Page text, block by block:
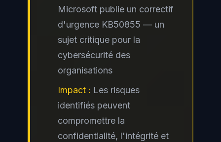
Microsoft publie un correctif
d'urgence KB50855 — un
sujet critique pour la
cybersécurité des
organisations
Impact : Les risques
identifiés peuvent
compromettre la
confidentialité, l'intégrité et